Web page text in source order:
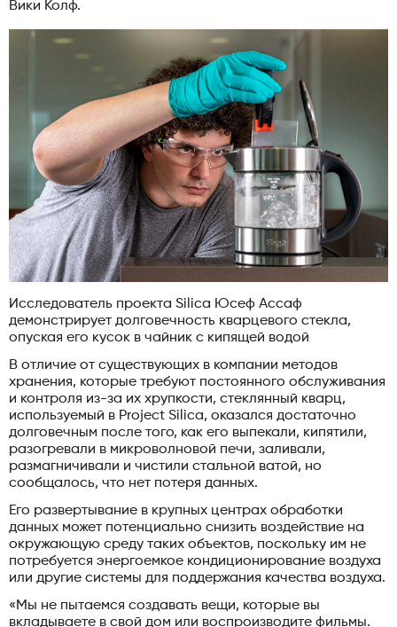
Вики Колф.
Исследователь проекта Silica Юсеф Ассаф
демонстрирует долговечность кварцевого стекла,
опуская его кусок в чайник с кипящей водой
В отличие от существующих в компании методов
хранения, которые требуют постоянного обслуживания
и контроля из-за их хрупкости, стеклянный кварц,
используемый в Project Silica, оказался достаточно
долговечным после того, как его выпекали, кипятили,
разогревали в микроволновой печи, заливали,
размагничивали и чистили стальной ватой, но
сообщалось, что нет потеря данных.
Его развертывание в крупных центрах обработки
данных может потенциально снизить воздействие на
окружающую среду таких объектов, поскольку им не
потребуется энергоемкое кондиционирование воздуха
или другие системы для поддержания качества воздуха.
«Мы не пытаемся создавать вещи, которые вы
вкладываете в свой дом или воспроизводите фильмы.